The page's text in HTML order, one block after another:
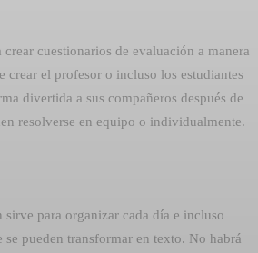
crear cuestionarios de evaluación a manera
crear el profesor o incluso los estudiantes
divertida a sus compañeros después de
resolverse en equipo o individualmente.
sirve para organizar cada día e incluso
se pueden transformar en texto. No habrá